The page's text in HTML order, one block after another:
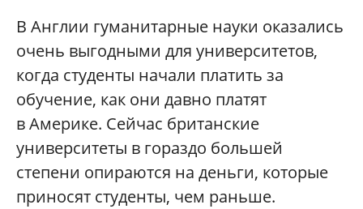
В Англии гуманитарные науки оказались
очень выгодными для университетов,
когда студенты начали платить за
обучение, как они давно платят
в Америке. Сейчас британские
университеты в гораздо большей
степени опираются на деньги, которые
приносят студенты, чем раньше.